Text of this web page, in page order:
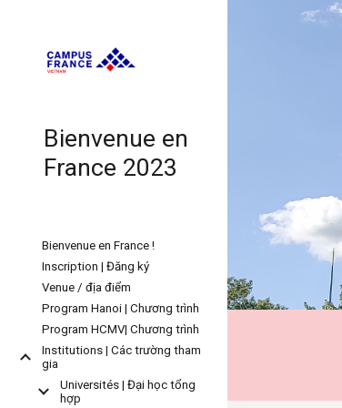
Bienvenue en
France 2023
Bienvenue en France !
Inscription | Đăng ký
Venue / địa điểm
Program Hanoi | Chương trình
Program HCMV| Chương trình
Institutions | Các trường tham
gia
Universités | Đại học tổng
hợp